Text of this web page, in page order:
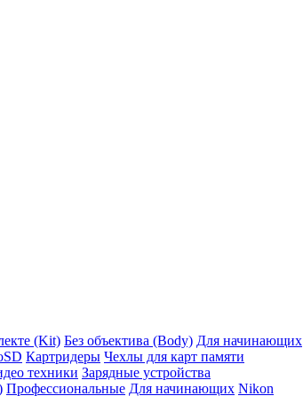
(Kit) Без объектива (Body) Для начинающих
Картридеры Чехлы для карт памяти
техники Зарядные устройства
Профессиональные Для начинающих Nikon